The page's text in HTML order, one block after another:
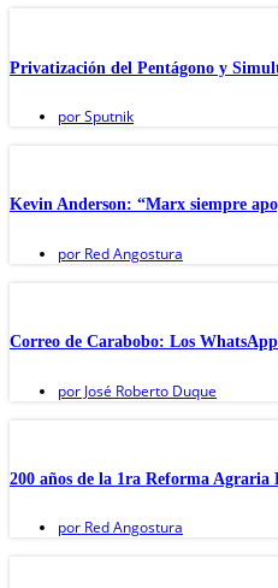
Privatización del Pentágono y
porSputnik
Kevin Anderson: “Marx siempre
por Red Angostura
Correo de Carabobo: Los
por José Roberto Duque
200 años de la 1ra Reforma Agraria
por Red Angostura